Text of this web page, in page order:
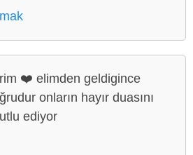
❤️ elimden geldigince
onların hayır duasını
ediyor